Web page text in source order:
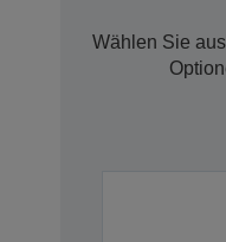
Wählen Sie